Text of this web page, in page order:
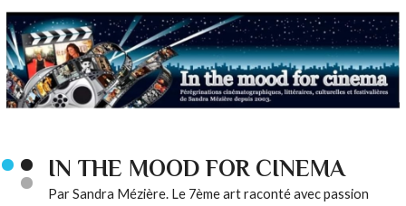
IN THE MOOD FOR CINEMA
Par Sandra Mézière. Le 7ème art raconté avec passion